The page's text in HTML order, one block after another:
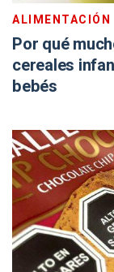
ALIMENTACIÓN
Por qué
cereales
bebés